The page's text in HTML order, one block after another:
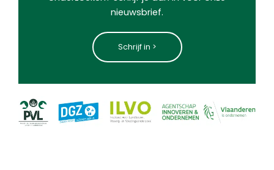
nieuwsbrief.
Schrijf in >